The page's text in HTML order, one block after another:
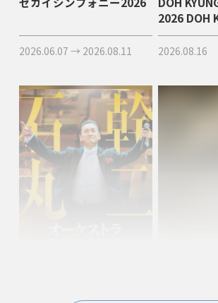
2026.06.07 → 2026.08.11
2026 DOH
2026.08.16